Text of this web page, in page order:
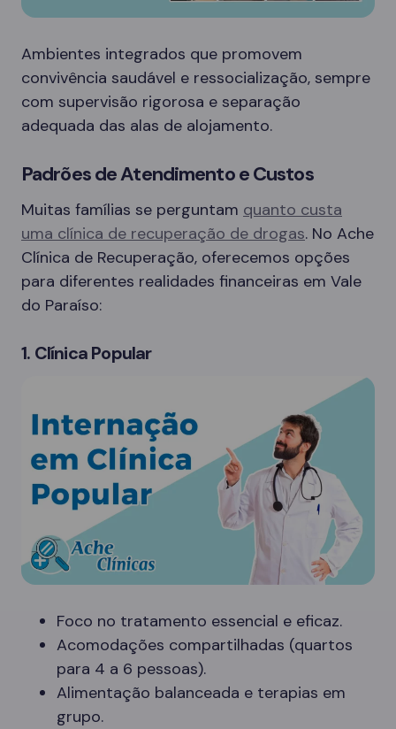
Ambientes integrados que promovem
convivência saudável e ressocialização, sempre
com supervisão rigorosa e separação
adequada das alas de alojamento.
Padrões de Atendimento e Custos
Muitas famílias se perguntam quanto custa
uma clínica de recuperação de drogas. No Ache
Clínica de Recuperação, oferecemos opções
para diferentes realidades financeiras em Vale
do Paraíso:
1. Clínica Popular
Foco no tratamento essencial e eficaz.
Acomodações compartilhadas (quartos
para 4 a 6 pessoas).
Alimentação balanceada e terapias em
grupo.